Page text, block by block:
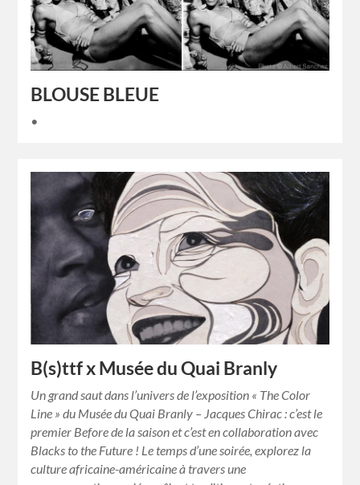
BLOUSE BLEUE
•
B(s)ttf x Musée du Quai Branly
Un grand saut dans l’univers de l’exposition « The Color
Line » du Musée du Quai Branly – Jacques Chirac : c’est le
premier Before de la saison et c’est en collaboration avec
Blacks to the Future ! Le temps d’une soirée, explorez la
culture africaine-américaine à travers une